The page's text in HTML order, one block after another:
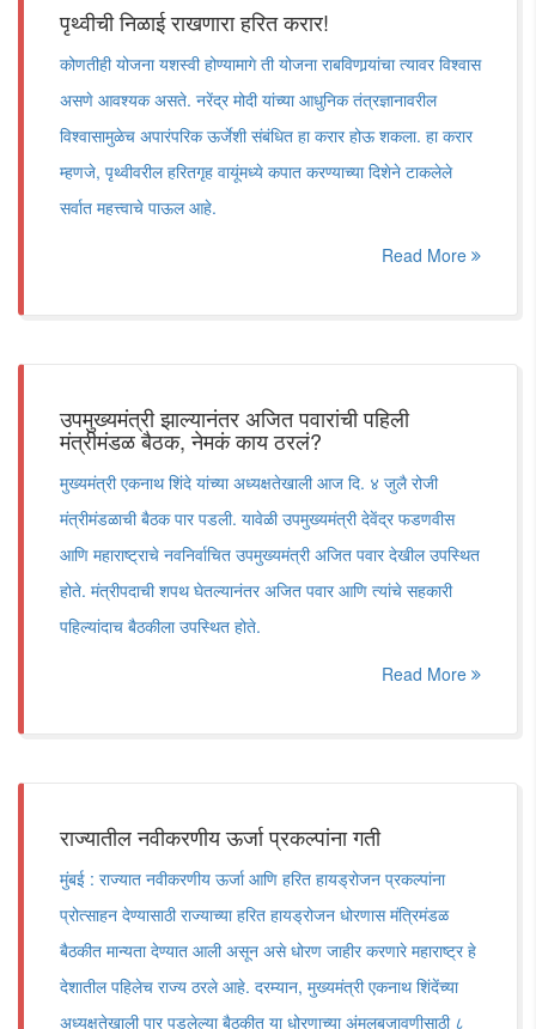
पृथ्वीची निळाई राखणारा हरित करार!
कोणतीही योजना यशस्वी होण्यामागे ती योजना राबविणार्‍यांचा त्यावर विश्वास
असणे आवश्यक असते. नरेंद्र मोदी यांच्या आधुनिक तंत्रज्ञानावरील
विश्वासामुळेच अपारंपरिक ऊर्जेशी संबंधित हा करार होऊ शकला. हा करार
म्हणजे, पृथ्वीवरील हरितगृह वायूंमध्ये कपात करण्याच्या दिशेने टाकलेले
सर्वात महत्त्वाचे पाऊल आहे.
Read More
उपमुख्यमंत्री झाल्यानंतर अजित पवारांची पहिली
मंत्रीमंडळ बैठक, नेमकं काय ठरलं?
मुख्यमंत्री एकनाथ शिंदे यांच्या अध्यक्षतेखाली आज दि. ४ जुलै रोजी
मंत्रीमंडळाची बैठक पार पडली. यावेळी उपमुख्यमंत्री देवेंद्र फडणवीस
आणि महाराष्ट्राचे नवनिर्वाचित उपमुख्यमंत्री अजित पवार देखील उपस्थित
होते. मंत्रीपदाची शपथ घेतल्यानंतर अजित पवार आणि त्यांचे सहकारी
पहिल्यांदाच बैठकीला उपस्थित होते.
Read More
राज्यातील नवीकरणीय ऊर्जा प्रकल्पांना गती
मुंबई : राज्यात नवीकरणीय ऊर्जा आणि हरित हायड्रोजन प्रकल्पांना
प्रोत्साहन देण्यासाठी राज्याच्या हरित हायड्रोजन धोरणास मंत्रिमंडळ
बैठकीत मान्यता देण्यात आली असून असे धोरण जाहीर करणारे महाराष्ट्र हे
देशातील पहिलेच राज्य ठरले आहे. दरम्यान, मुख्यमंत्री एकनाथ शिंदेंच्या
अध्यक्षतेखाली पार पडलेल्या बैठकीत या धोरणाच्या अंमलबजावणीसाठी ८